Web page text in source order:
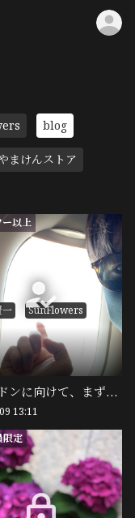
blog
まけんストア
ー以上
一
SunFlowers
🌻ロンドンに向けて、まずは東京へ🌻
13:11
限定